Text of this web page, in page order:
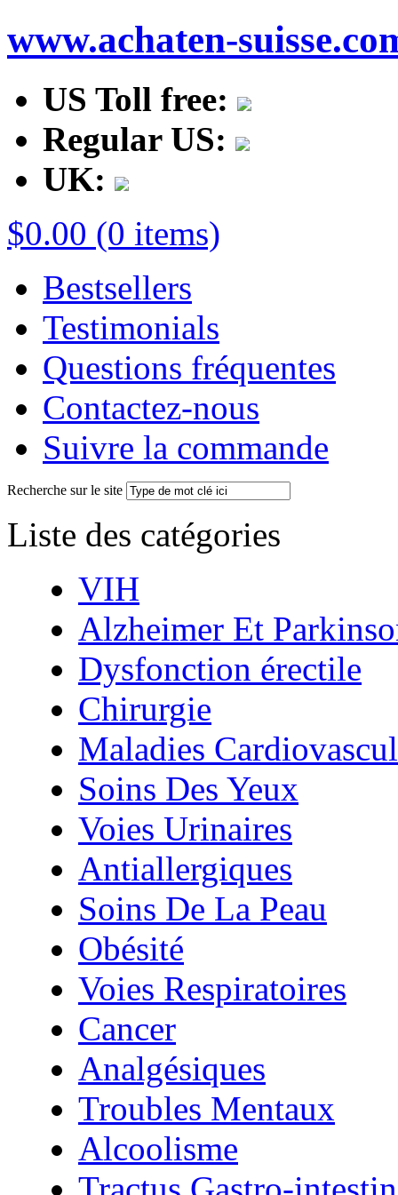
www.achaten-
US Toll free:
Regular US:
UK:
$0.00 (0 items)
Bestsellers
Testimonials
Questions fréquentes
Contactez-nous
Suivre la commande
Recherche sur le site
Liste des catégories
VIH
Alzheimer Et
Dysfonction érectile
Chirurgie
Maladies
Soins Des Yeux
Voies Urinaires
Antiallergiques
Soins De La Peau
Obésité
Voies Respiratoires
Cancer
Analgésiques
Troubles Mentaux
Alcoolisme